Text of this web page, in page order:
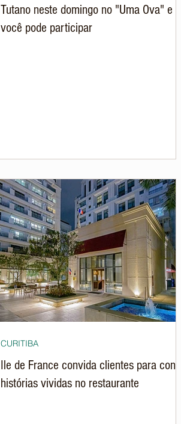
Tutano neste domingo no "Uma Ova" e
você pode participar
Ile de France convida clientes para contar
histórias vividas no restaurante
CURITIBA